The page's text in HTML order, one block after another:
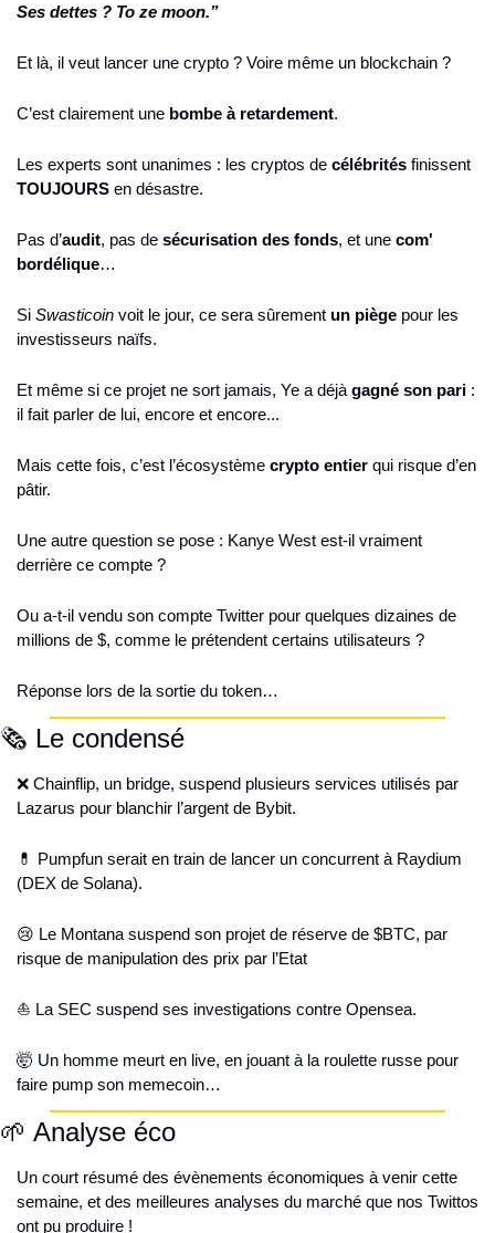
Ses dettes ? To ze moon.”
Et là, il veut lancer une crypto ? Voire même un blockchain ?
C’est clairement une bombe à retardement.
Les experts sont unanimes : les cryptos de célébrités
TOUJOURS en désastre.
Pas d’audit, pas de sécurisation des fonds, et une com'
bordélique…
Si Swasticoin voit le jour, ce sera sûrement un piège pour les
investisseurs naïfs.
Et même si ce projet ne sort jamais, Ye a déjà gagné son pari :
il fait parler de lui, encore et encore...
Mais cette fois, c’est l’écosystème crypto entier qui risque d’en
pâtir.
Une autre question se pose : Kanye West est-il vraiment
derrière ce compte ?
Ou a-t-il vendu son compte Twitter pour quelques dizaines de
millions de $, comme le prétendent certains utilisateurs ?
Réponse lors de la sortie du token…
🗞️ Le condensé
❌ Chainflip, un bridge, suspend plusieurs services utilisés par
Lazarus pour blanchir l’argent de Bybit.
💊 Pumpfun serait en train de lancer un concurrent à Raydium
(DEX de Solana).
😢 Le Montana suspend son projet de réserve de $BTC, par
risque de manipulation des prix par l’Etat
⛵ La SEC suspend ses investigations contre Opensea.
🤯 Un homme meurt en live, en jouant à la roulette russe pour
faire pump son memecoin…
🌱 Analyse éco
Un court résumé des évènements économiques à venir cette
semaine, et des meilleures analyses du marché que nos Twittos
ont pu produire !